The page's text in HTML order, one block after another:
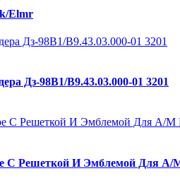
Elmr
Дз-98В1/В9.43.03.000-01 3201
С Решеткой И Эмблемой Для А/М